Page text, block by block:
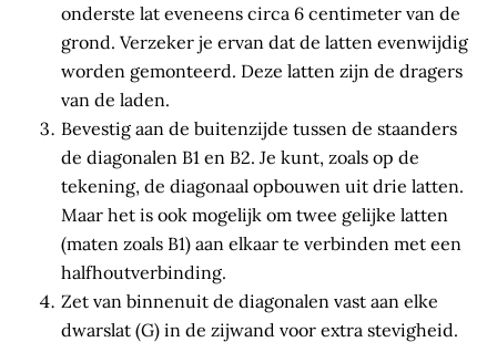
onderste lat eveneens circa 6 centimeter van de
grond. Verzeker je ervan dat de latten evenwijdig
worden gemonteerd. Deze latten zijn de dragers
van de laden.
Bevestig aan de buitenzijde tussen de staanders
de diagonalen B1 en B2. Je kunt, zoals op de
tekening, de diagonaal opbouwen uit drie latten.
Maar het is ook mogelijk om twee gelijke latten
(maten zoals B1) aan elkaar te verbinden met een
halfhoutverbinding.
Zet van binnenuit de diagonalen vast aan elke
dwarslat (G) in de zijwand voor extra stevigheid.